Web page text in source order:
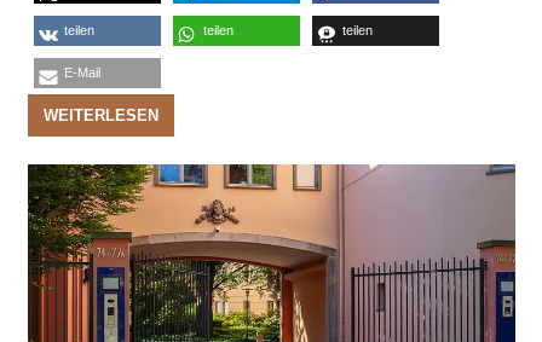
teilen teilen teilen
E-Mail
WEITERLESEN